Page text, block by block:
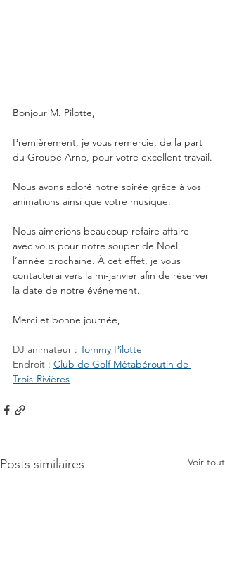
Bonjour M. Pilotte,
Premièrement, je vous remercie, de la part
du Groupe Arno, pour votre excellent travail.
Nous avons adoré notre soirée grâce à vos
animations ainsi que votre musique.
Nous aimerions beaucoup refaire affaire
avec vous pour notre souper de Noël
l’année prochaine. À cet effet, je vous
contacterai vers la mi-janvier afin de réserver
la date de notre événement.
Merci et bonne journée,
DJ animateur : Tommy Pilotte
Endroit : Club de Golf Métabéroutin de
Trois-Rivières
Posts similaires Voir tout